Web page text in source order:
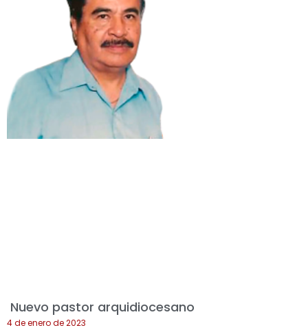
Nuevo pastor arquidiocesano
4 de enero de 2023